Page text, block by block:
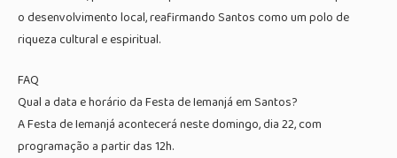
o desenvolvimento local, reafirmando Santos como um polo de
riqueza cultural e espiritual.
FAQ
Qual a data e horário da Festa de Iemanjá em Santos?
A Festa de Iemanjá acontecerá neste domingo, dia 22, com
programação a partir das 12h.